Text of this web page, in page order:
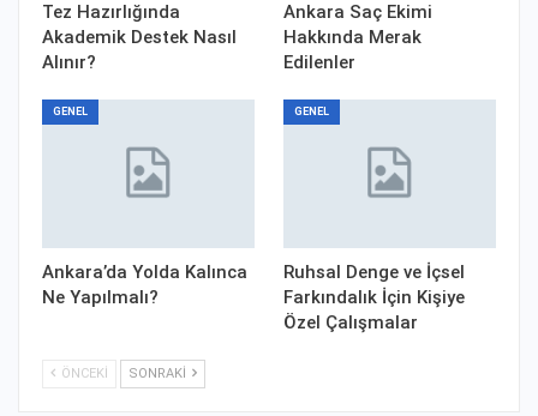
Tez Hazırlığında
Akademik Destek Nasıl
Alınır?
Ankara Saç Ekimi
Hakkında Merak
Edilenler
GENEL
Ankara’da Yolda Kalınca
Ne Yapılmalı?
GENEL
Ruhsal Denge ve İçsel
Farkındalık İçin Kişiye
Özel Çalışmalar
ÖNCEKI SONRAKI